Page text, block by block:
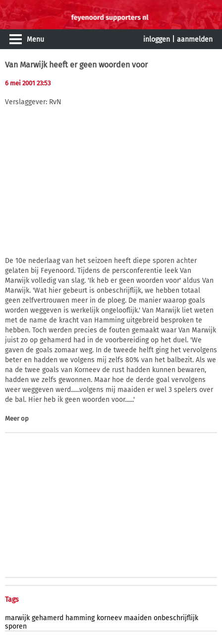
Menu inloggen aanmelden
Van Marwijk heeft er geen woorden voor
6 mei 2001 23:53
Verslaggever: RvN
De 10e nederlaag van het seizoen heeft diepe sporen achter
gelaten bij Feyenoord. Tijdens de persconferentie leek Van
Marwijk volledig van slag. 'Ik heb er geen woorden voor' aldus Van
Marwijk. 'Wat hier gebeurt is onbeschrijflijk, we hebben totaal
geen zelfvertrouwen meer in de ploeg. De manier waarop goals
worden weggeven is werkelijk ongelooflijk.' Van Marwijk liet weten
met de name de kracht van Hamming uitgebreid besproken te
hebben. Toch werden precies de fouten gemaakt waar Van Marwijk
juist zo op gehamerd had in de voorbereiding op het duel. 'We
gaven de goals zomaar weg. In de tweede helft ging het vervolgens
beter en hadden we volgens mij zelfs 80% van het balbezit. Als we
na de twee goals van Korneev de rust hadden kunnen bewaren,
hadden we zelfs gewonnen. Maar hoe de derde goal vervolgens
weer weggeven werd......volgens mij maaiden er wel 3 spelers over
de bal. Hier heb ik geen woorden voor......'
Meer op
Tags
marwijk gehamerd hamming korneev maaiden onbeschrijflijk
sporen